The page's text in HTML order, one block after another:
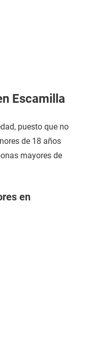
Escamilla
puesto que no
de 18 años
mayores de
en